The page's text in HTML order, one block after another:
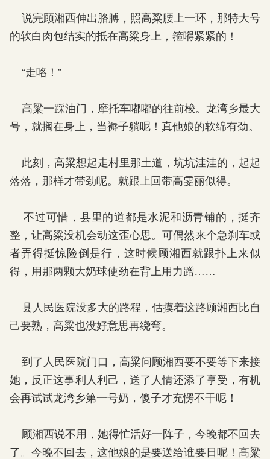
说完顾湘西伸出胳膊，照高粱腰上一环，那特大号
的软白肉包结实的抵在高粱身上，箍嘚紧紧的！
“走咯！”
高粱一踩油门，摩托车嘟嘟的往前梭。龙湾乡最大
号，就搁在身上，当褥子躺呢！真他娘的软绵有劲。
此刻，高粱想起走村里那土道，坑坑洼洼的，起起
落落，那样才带劲呢。就跟上回带高雯丽似得。
不过可惜，县里的道都是水泥和沥青铺的，挺齐
整，让高粱没机会动这歪心思。可偶然来个急刹车或
者弄得挺惊险倒是行，这时候顾湘西就跟扑上来似
得，用那两颗大奶球使劲在背上用力蹭……
县人民医院没多大的路程，估摸着这路顾湘西比自
己要熟，高粱也没好意思再绕弯。
到了人民医院门口，高粱问顾湘西要不要等下来接
她，反正这事利人利己，送了人情还添了享受，有机
会再试试龙湾乡第一号奶，傻子才充愣不干呢！
顾湘西说不用，她得忙活好一阵子，今晚都不回去
了。今晚不回去，这他娘的是要送给谁要日呢！高粱